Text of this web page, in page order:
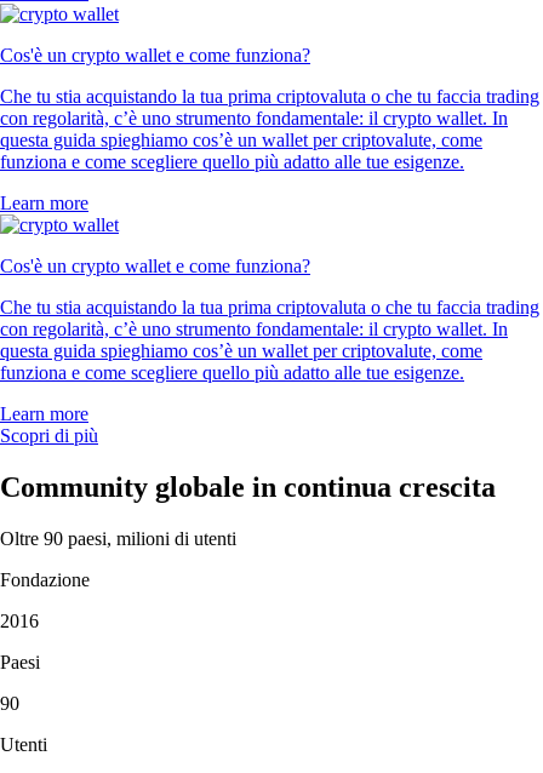
Cos'è un crypto wallet e come funziona?
Che tu stia acquistando la tua prima criptovaluta o che tu faccia trading
con regolarità, c’è uno strumento fondamentale: il crypto wallet. In
questa guida spieghiamo cos’è un wallet per criptovalute, come
funziona e come scegliere quello più adatto alle tue esigenze.
Learn more
Cos'è un crypto wallet e come funziona?
Che tu stia acquistando la tua prima criptovaluta o che tu faccia trading
con regolarità, c’è uno strumento fondamentale: il crypto wallet. In
questa guida spieghiamo cos’è un wallet per criptovalute, come
funziona e come scegliere quello più adatto alle tue esigenze.
Learn more
Scopri di più
Community globale in continua crescita
Oltre 90 paesi, milioni di utenti
Fondazione
2016
Paesi
90
Utenti